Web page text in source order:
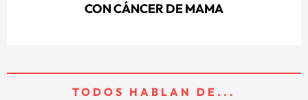
CON CÁNCER DE MAMA
TODOS HABLAN DE...